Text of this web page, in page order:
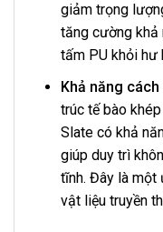
giảm trọng
tăng cường khả
tấm PU khỏi hư
Khả năng
trúc tế bào
Slate có khả
giúp duy trì
tĩnh. Đây là
vật liệu truyền